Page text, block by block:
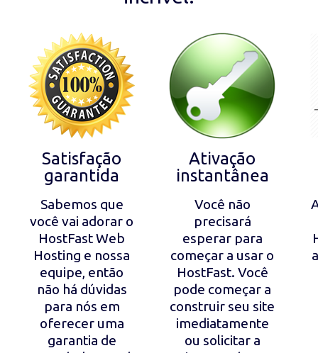
Satisfação
garantida
Sabemos que
você vai adorar o
HostFast Web
Hosting e nossa
equipe, então
não há dúvidas
para nós em
oferecer uma
garantia de
Ativação
instantânea
Você não
precisará
esperar para
começar a usar o
HostFast. Você
pode começar a
construir seu site
imediatamente
ou solicitar a